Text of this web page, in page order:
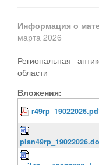
Информация о
марта 2026
Региональная
области
Вложения: